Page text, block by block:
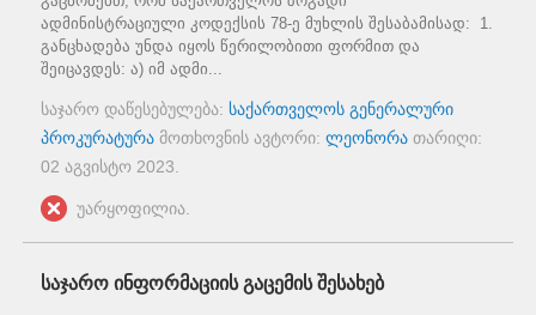
ადმინისტრაციული კოდექსის 78-ე მუხლის შესაბამისად: 1.
განცხადება უნდა იყოს წერილობითი ფორმით და
შეიცავდეს: ა) იმ ადმი...
საჯარო დაწესებულება: საქართველოს გენერალური
პროკურატურა მოთხოვნის ავტორი: ლეონორა თარიღი:
02 აგვისტო 2023
უარყოფილია.
საჯარო ინფორმაციის გაცემის შესახებ